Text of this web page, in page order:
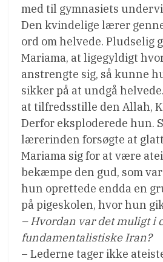
med til gymnasiets
Den kvindelige lærer
ord om helvede. Pludselig
Mariama, at ligegyldigt
anstrengte sig, så kunne
sikker på at undgå
at tilfredsstille den Allah,
Derfor eksploderede hun.
lærerinden forsøgte at
Mariama sig for at være
bekæmpe den gud, som
hun oprettede endda en
på pigeskolen, hvor hun
– Hvordan var det muligt i
fundamentalistiske Iran?
– Lederne tager ikke